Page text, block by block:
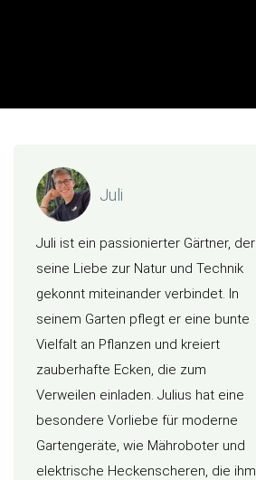
Juli
Juli ist ein passionierter Gärtner, der
seine Liebe zur Natur und Technik
gekonnt miteinander verbindet. In
seinem Garten pflegt er eine bunte
Vielfalt an Pflanzen und kreiert
zauberhafte Ecken, die zum
Verweilen einladen. Julius hat eine
besondere Vorliebe für moderne
Gartengeräte, wie Mähroboter und
elektrische Heckenscheren, die ihm